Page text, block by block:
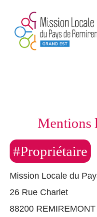
Mentions
#Propriétaire
Mission Locale du
26 Rue Charlet
88200 REMIREMONT